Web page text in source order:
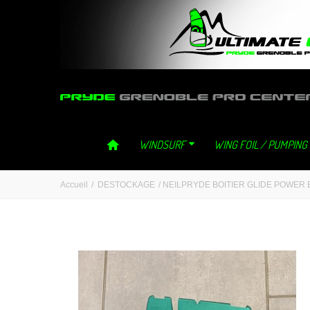
WINDSURF WING FOIL / PUMPING
Accueil / DESTOCKAGE / NEILPRYDE BOITIER GLIDE POWER